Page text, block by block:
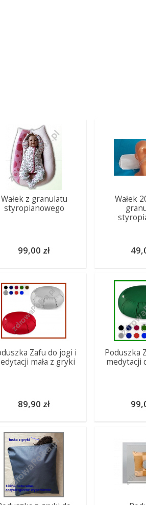
Wałek z granulatu
styropianowego
99,00 zł
Wałek
Zafu do jogi i
mała z gryki
89,90 zł
Poduszka
medytacji